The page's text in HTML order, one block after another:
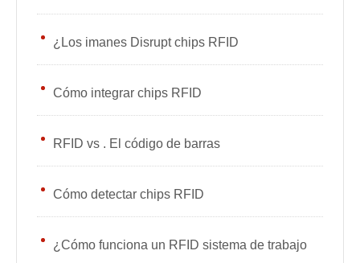
¿Los imanes Disrupt chips RFID
Cómo integrar chips RFID
RFID vs . El código de barras
Cómo detectar chips RFID
¿Cómo funciona un RFID sistema de trabajo